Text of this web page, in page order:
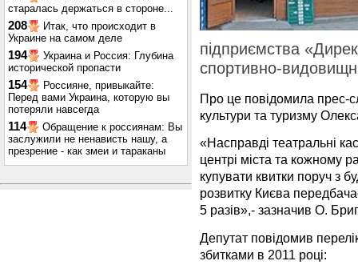
старалась держаться в стороне...
208
Итак, что происходит в
Украине на самом деле
194
Украина и Россия: Глубина
исторической пропасти
154
Россияне, привыкайте:
Перед вами Украина, которую вы
потеряли навсегда
114
Обращение к россиянам: Вы
заслужили не ненависть нашу, а
презрение - как змеи и тараканы
підприємства
спортивно-
Про це повідомила прес-
культури та туризму
«Насправді театральні
центрі міста та кожному
купувати квитки поруч з
розвитку Києва
5 разів»,- зазначив О.
Депутат повідомив
збитками в 2011 році: